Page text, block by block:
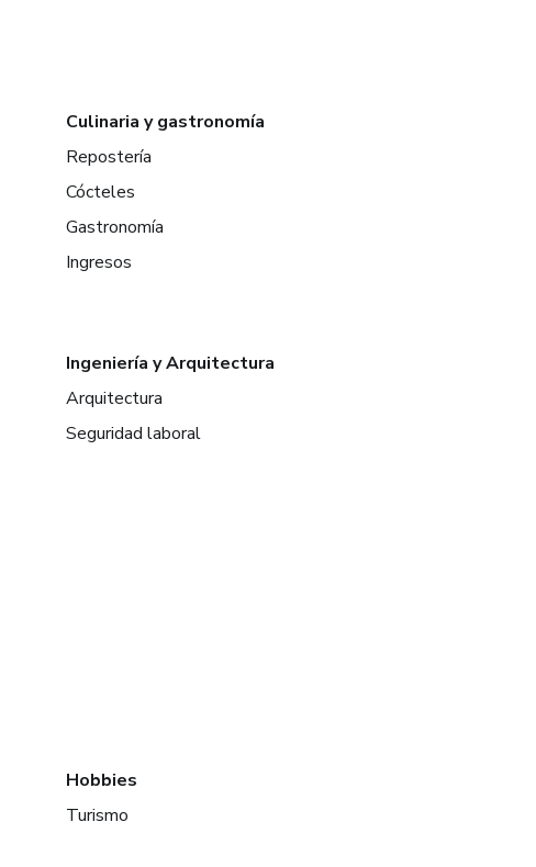
Culinaria y gastronomía
Repostería
Cócteles
Gastronomía
Ingresos
Ingeniería y Arquitectura
Arquitectura
Seguridad laboral
Hobbies
Turismo